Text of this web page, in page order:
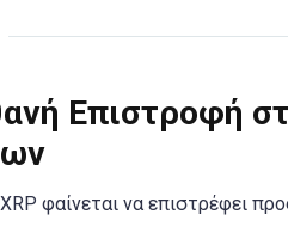
Επιστροφή
φαίνεται να επιστρέφει